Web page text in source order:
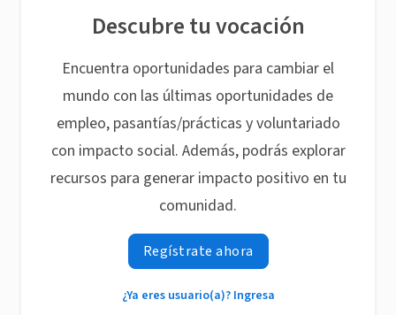
Descubre tu vocación
Encuentra oportunidades para cambiar el
mundo con las últimas oportunidades de
empleo, pasantías/prácticas y voluntariado
con impacto social. Además, podrás explorar
recursos para generar impacto positivo en tu
comunidad.
Regístrate ahora
¿Ya eres usuario(a)? Ingresa